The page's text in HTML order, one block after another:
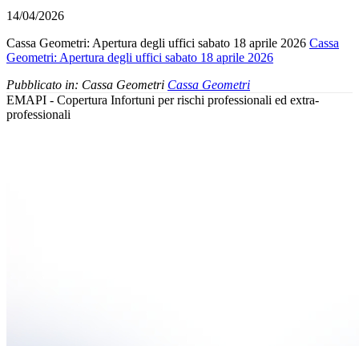
14/04/2026
Cassa Geometri: Apertura degli uffici sabato 18 aprile 2026 Cassa
Geometri: Apertura degli uffici sabato 18 aprile 2026
Pubblicato in: Cassa Geometri Cassa Geometri
EMAPI - Copertura Infortuni per rischi professionali ed extra-
professionali